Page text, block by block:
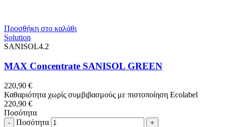
Προσθήκη στο καλάθι
Solution
SANISOL4.2
MAX Concentrate SANISOL GREEN
220,90 €
Καθαριότητα χωρίς συμβιβασμούς με πιστοποίηση Ecolabel
220,90 €
Ποσότητα
Ποσότητα